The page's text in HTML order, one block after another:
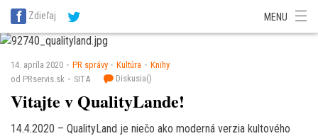
SITA Energetika
SITA Potravinárstvo
Zdieľaj MENU
14. apríla 2020 PR správy Kultúra
Knihy
od PRservis.sk
SITA Diskusia()
Vitajte v QualityLande!
14.4.2020 – QualityLand je niečo ako moderná verzia kultového